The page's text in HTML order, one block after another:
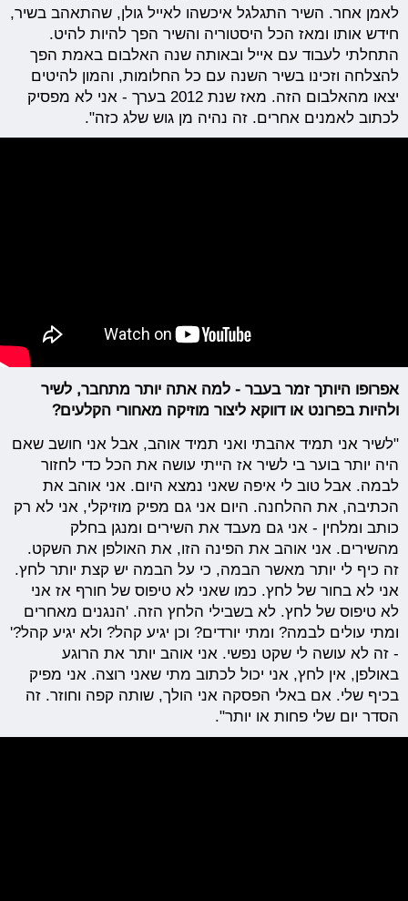
לאמן אחר. השיר התגלגל איכשהו לאייל גולן, שהתאהב בשיר,
חידש אותו ומאז הכל היסטוריה והשיר הפך להיות להיט.
התחלתי לעבוד עם אייל ובאותה שנה האלבום באמת הפך
להצלחה וזכינו בשיר השנה עם כל החלומות, והמון להיטים
יצאו מהאלבום הזה. מאז שנת 2012 בערך - אני לא מפסיק
לכתוב לאמנים אחרים. זה נהיה מן גוש שלג כזה".
אפרופו היותך זמר בעבר - למה אתה יותר מתחבר, לשיר
ולהיות בפרונט או דווקא ליצור מוזיקה מאחורי הקלעים?
"לשיר אני תמיד אהבתי ואני תמיד אוהב, אבל אני חושב שאם
היה יותר בוער בי לשיר אז הייתי עושה את הכל כדי לחזור
לבמה. אבל טוב לי איפה שאני נמצא היום. אני אוהב את
הכתיבה, את ההלחנה. היום אני גם מפיק מוזיקלי, אני לא רק
כותב ומלחין - אני גם מעבד את השירים ומנגן בחלק
מהשירים. אני אוהב את הפינה הזו, את האולפן את השקט.
זה כיף לי יותר מאשר הבמה, כי על הבמה יש קצת יותר לחץ.
אני לא בחור של לחץ. כמו שאני לא טיפוס של חורף אז אני
לא טיפוס של לחץ. לא בשבילי הלחץ הזה. 'הנגנים מאחרים
ומתי עולים לבמה? ומתי יורדים? וכן יגיע קהל? ולא יגיע קהל?'
- זה לא עושה לי שקט נפשי. אני אוהב יותר את הרוגע
באולפן, אין לחץ, אני יכול לכתוב מתי שאני רוצה. אני מפיק
בכיף שלי. אם באלי הפסקה אני הולך, שותה קפה וחוזר. זה
הסדר יום שלי פחות או יותר".